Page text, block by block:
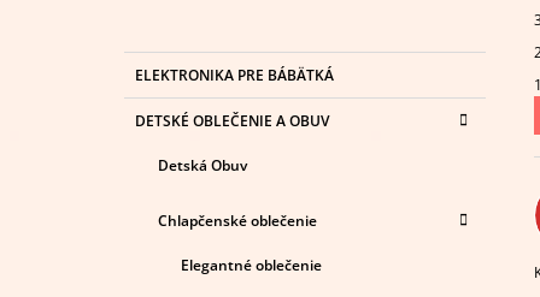
kategórie
K
T
ELEKTRONIKA PRE BÁBÄTKÁ
DETSKÉ OBLEČENIE A OBUV
Detská Obuv
Chlapčenské oblečenie
Elegantné oblečenie
1
I